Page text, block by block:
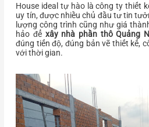
House ideal tự hào là công ty thiết
uy tín, được nhiều chủ đầu tư tin
lượng công trình cũng như giá
hảo để xây nhà phần thô Quảng
đúng tiến độ, đúng bản vẽ thiết kế,
với thời gian.